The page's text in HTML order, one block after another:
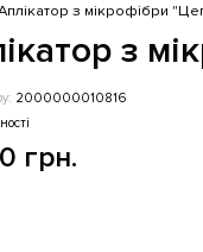
з мікрофібри
з
2000000010816
грн.